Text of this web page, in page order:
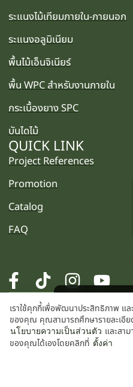
ระแนงไม้เทียมภายใน-ภายนอก
ระแนงอลูมิเนียม
พื้นไม้เอ็นจิเนียร์
พื้น WPC สำหรับงานภายใน
กระเบื้องยาง SPC
บันไดไม้
QUICK LINK
Project References
Promotion
Catalog
FAQ
©2025 K.S. WOOD CO.,
เราใช้คุกกี้เพื่อพัฒนาประสิทธิภาพ แล
ของคุณ คุณสามารถศึกษารายละเอีย
นโยบายความเป็นส่วนตัว และสา
ของคุณได้เองโดยคลิกที่ ตั้งค่า